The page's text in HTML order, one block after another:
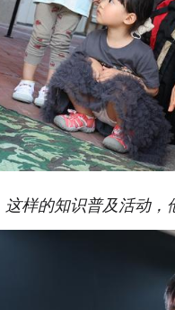
样的知识普及活动，